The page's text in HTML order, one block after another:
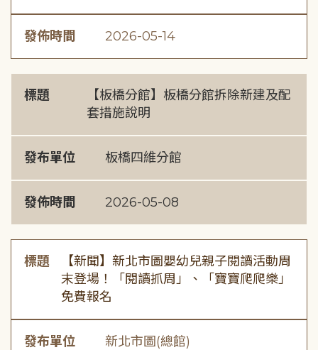
發佈時間 2026-05-14
標題
【板橋分館】板橋分館拆除新建及配
套措施說明
發布單位 板橋四維分館
發佈時間 2026-05-08
標題
【新聞】新北市圖嬰幼兒親子閱讀活動周
末登場！「閱讀抓周」、「寶寶爬爬樂」
免費報名
發布單位 新北市圖(總館)